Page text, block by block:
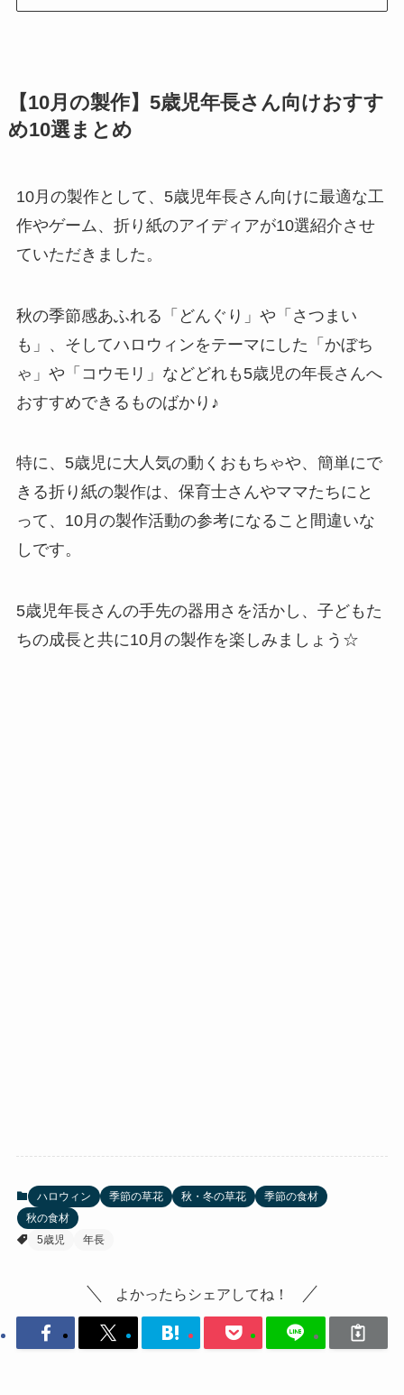
【10月の製作】5歳児年長さん向けおすす
め10選まとめ
10月の製作として、5歳児年長さん向けに最適な工
作やゲーム、折り紙のアイディアが10選紹介させ
ていただきました。
秋の季節感あふれる「どんぐり」や「さつまい
も」、そしてハロウィンをテーマにした「かぼち
ゃ」や「コウモリ」などどれも5歳児の年長さんへ
おすすめできるものばかり♪
特に、5歳児に大人気の動くおもちゃや、簡単にで
きる折り紙の製作は、保育士さんやママたちにと
って、10月の製作活動の参考になること間違いな
しです。
5歳児年長さんの手先の器用さを活かし、子どもた
ちの成長と共に10月の製作を楽しみましょう☆
ハロウィン 季節の草花 秋・冬の草花
季節の食材
秋の食材
5歳児
年長
よかったらシェアしてね！